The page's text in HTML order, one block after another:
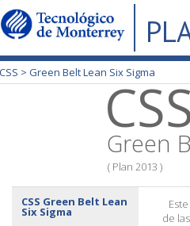
CSS > Green Belt Lean Six Sigma
Green
( Plan 2013 )
CSS Green Belt Lean
Six Sigma
de